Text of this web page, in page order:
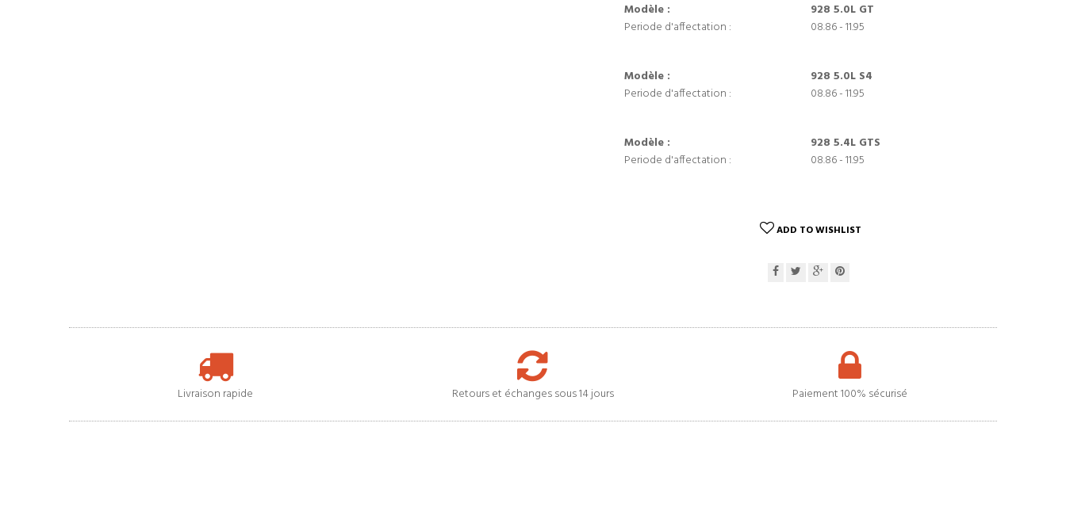
Modèle :
928 5.0L GT
Periode d'affectation :
08.86 - 11.95
Modèle :
928 5.0L S4
Periode d'affectation :
08.86 - 11.95
Modèle :
928 5.4L GTS
Periode d'affectation :
08.86 - 11.95
ADD TO WISHLIST
Livraison rapide Retours et échanges sous 14 jours Paiement 100% sécurisé